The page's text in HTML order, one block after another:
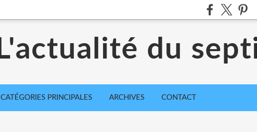
L'actualité du
CATÉGORIES PRINCIPALES ARCHIVES CONTACT